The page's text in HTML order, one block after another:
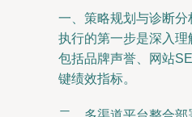
一、策略规划与诊断分
执行的第一步是深入
包括品牌声誉、网站
键绩效指标。